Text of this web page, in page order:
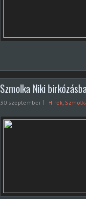
Szmolka Niki
30 szeptember Hírek,